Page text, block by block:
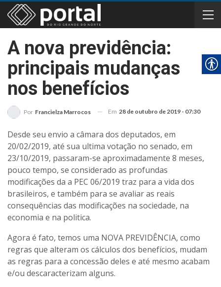
A nova previdência:
principais mudanças
nos benefícios
Por Francielza Marrocos Em 28 de outubro de 2019 - 07:30
Desde seu envio a câmara dos deputados, em
20/02/2019, até sua ultima votação no senado, em
23/10/2019, passaram-se aproximadamente 8 meses,
pouco tempo, se considerado as profundas
modificações da a PEC 06/2019 traz para a vida dos
brasileiros, e também para se avaliar as reais
consequências das modificações na sociedade, na
economia e na politica.
Agora é fato, temos uma NOVA PREVIDÊNCIA, como
regras que alteram os cálculos dos benefícios, mudam
as regras para a concessão deles e até mesmo acabam
e/ou descaracterizam alguns.